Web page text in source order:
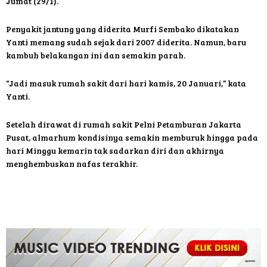
Penyakit jantung yang diderita Murfi Sembako dikatakan
Yanti memang sudah sejak dari 2007 diderita. Namun, baru
kambuh belakangan ini dan semakin parah.
“Jadi masuk rumah sakit dari hari kamis, 20 Januari,” kata
Yanti.
Setelah dirawat di rumah sakit Pelni Petamburan Jakarta
Pusat, almarhum kondisinya semakin memburuk hingga pada
hari Minggu kemarin tak sadarkan diri dan akhirnya
menghembuskan nafas terakhir.